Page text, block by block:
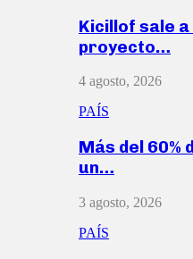
Kicillof sale
proyecto…
4 agosto, 2026
PAÍS
Más del 60%
un…
3 agosto, 2026
PAÍS